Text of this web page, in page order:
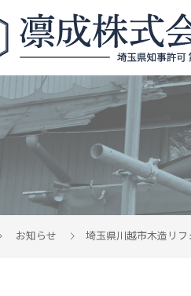
お知らせ 埼玉県川越市木造リ